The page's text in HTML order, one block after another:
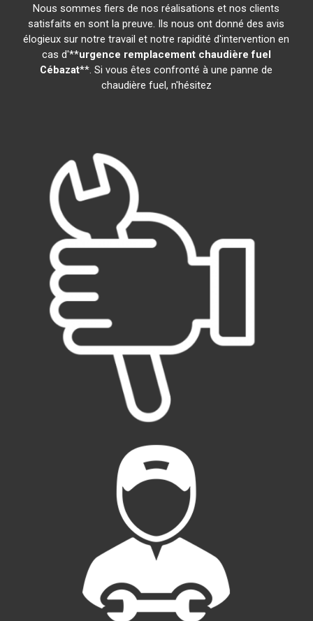
Nous sommes fiers de nos réalisations et nos clients
satisfaits en sont la preuve. Ils nous ont donné des avis
élogieux sur notre travail et notre rapidité d'intervention en
cas d'**urgence remplacement chaudière fuel
Cébazat**. Si vous êtes confronté à une panne de
chaudière fuel, n'hésitez